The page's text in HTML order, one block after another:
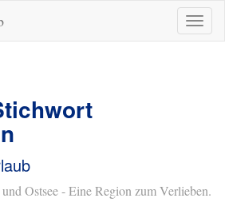
ein-/
Ostsee - Eine Region zum Verlieben.